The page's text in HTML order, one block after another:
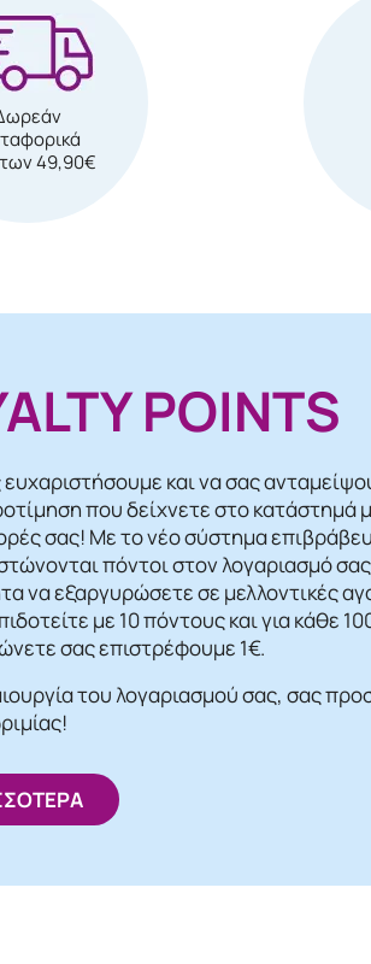
49,90€
POINTS
ευχαριστήσουμε και να σας
που δείχνετε στο κατάστημά
σας! Mε το νέο σύστημα
πόντοι στον λογαριασμό
να εξαργυρώσετε σε μελλοντικές
με 10 πόντους και για κάθε
σας επιστρέφουμε 1€.
του λογαριασμού σας, σας